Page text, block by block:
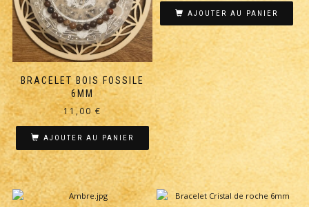
BRACELET BOIS FOSSILE
6MM
11,00 €
AJOUTER AU PANIER
AJOUTER AU PANIER